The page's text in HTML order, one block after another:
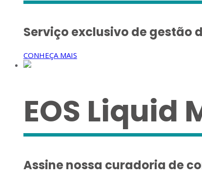
Serviço exclusivo de gestão
CONHEÇA MAIS
EOS Liquid
Assine nossa curadoria de